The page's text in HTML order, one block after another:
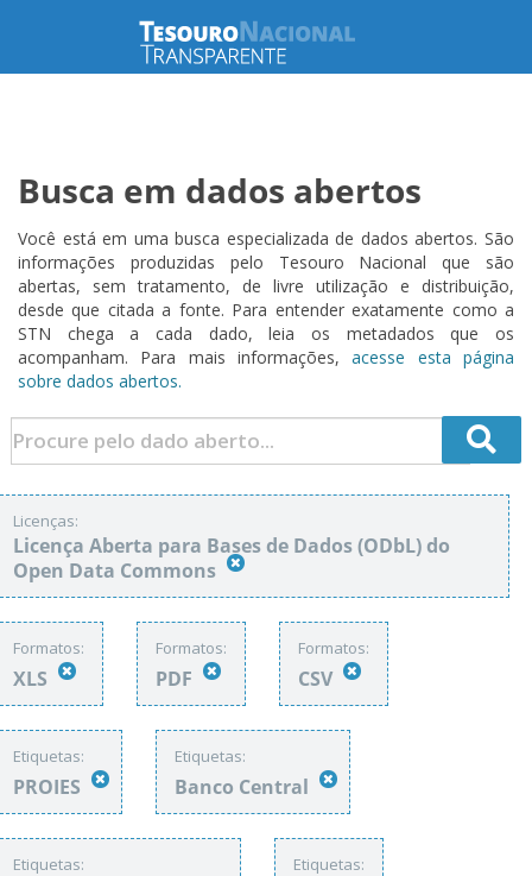
Busca em dados abertos
Você está em uma busca especializada de dados abertos. São
informações produzidas pelo Tesouro Nacional que são
abertas, sem tratamento, de livre utilização e distribuição,
desde que citada a fonte. Para entender exatamente como a
STN chega a cada dado, leia os metadados que os
acompanham. Para mais informações,acesse esta página
sobre dados abertos.
Licenças:
Licença Aberta para Bases de Dados (ODbL) do
Open Data Commons
Formatos:
XLS
Formatos:
PDF
Formatos:
CSV
Etiquetas:
PROIES
Etiquetas:
Banco Central
Etiquetas: Etiquetas: